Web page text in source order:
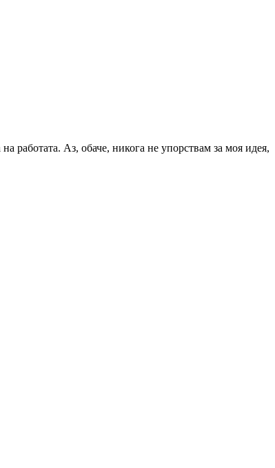
работата. Аз, обаче, никога не упорствам за моя идея,